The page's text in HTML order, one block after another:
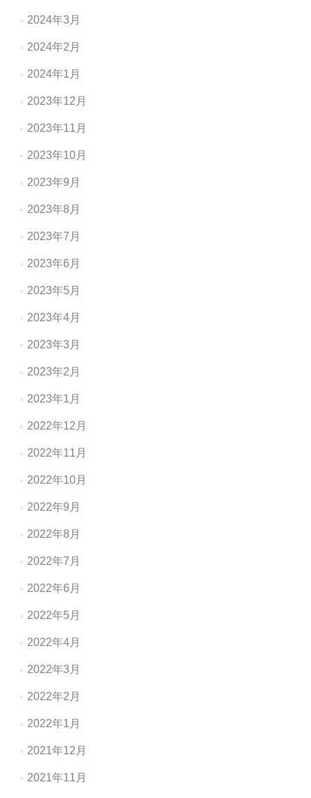
2024年3月
2024年2月
2024年1月
2023年12月
2023年11月
2023年10月
2023年9月
2023年8月
2023年7月
2023年6月
2023年5月
2023年4月
2023年3月
2023年2月
2023年1月
2022年12月
2022年11月
2022年10月
2022年9月
2022年8月
2022年7月
2022年6月
2022年5月
2022年4月
2022年3月
2022年2月
2022年1月
2021年12月
2021年11月